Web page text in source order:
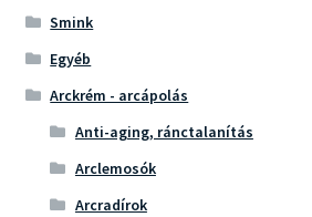
Smink
Egyéb
Arckrém - arcápolás
Anti-aging, ránctalanítás
Arclemosók
Arcradírok